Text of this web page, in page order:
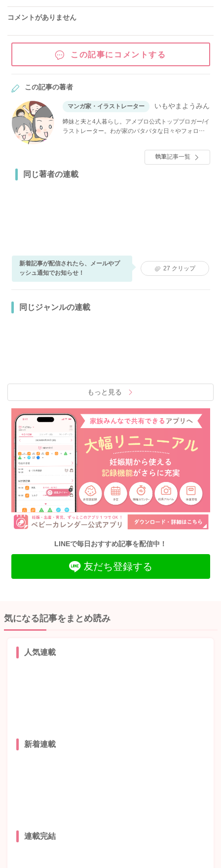
コメントがありません
この記事にコメントする
この記事の著者
マンガ家・イラストレーター いもやまようみん
姉妹と夫と4人暮らし。アメブロ公式トップブロガー/イ
ラストレーター。わが家のバタバタな日々やフォロワ
執筆記事一覧
同じ著者の連載
新着記事が配信されたら、メールやプ
ッシュ通知でお知らせ！
27 クリップ
同じジャンルの連載
もっと見る
LINEで毎日おすすめ記事を配信中！
友だち登録する
気になる記事をまとめ読み
人気連載
新着連載
連載完結